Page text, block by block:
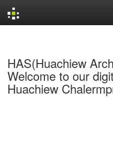
HAS(Huachiew
Welcome to our
Huachiew